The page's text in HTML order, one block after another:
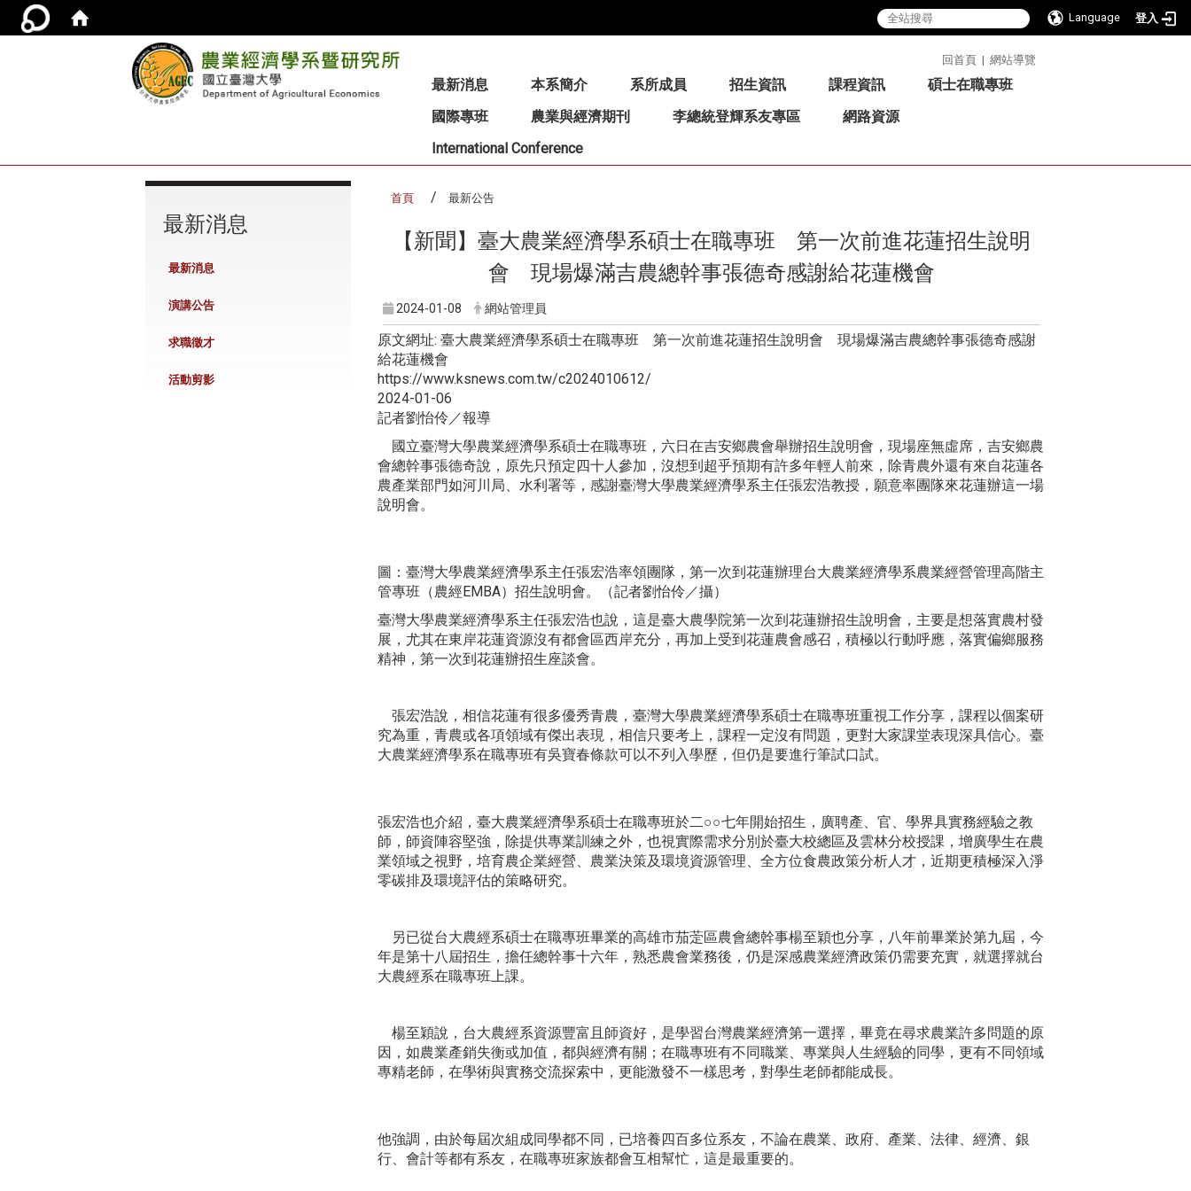
Language 登入
回首頁 | 網站導覽
最新消息 本系簡介 系所成員 招生資訊 課程資訊
碩士在職專班
國際專班
農業與經濟期刊 李總統登輝系友專區
網路資源
International Conference
最新消息
最新消息
演講公告
求職徵才
活動剪影
首頁 最新公告
【新聞】臺大農業經濟學系碩士在職專班 第一次前進花蓮招生說明
會 現場爆滿吉農總幹事張德奇感謝給花蓮機會
2024-01-08 網站管理員
原文網址: 臺大農業經濟學系碩士在職專班 第一次前進花蓮招生說明會 現場爆滿吉農總幹事張德奇感謝
給花蓮機會
https://www.ksnews.com.tw/c2024010612/
2024-01-06
記者劉怡伶／報導
國立臺灣大學農業經濟學系碩士在職專班，六日在吉安鄉農會舉辦招生說明會，現場座無虛席，吉安鄉農
會總幹事張德奇說，原先只預定四十人參加，沒想到超乎預期有許多年輕人前來，除青農外還有來自花蓮各
農產業部門如河川局、水利署等，感謝臺灣大學農業經濟學系主任張宏浩教授，願意率團隊來花蓮辦這一場
說明會。
圖：臺灣大學農業經濟學系主任張宏浩率領團隊，第一次到花蓮辦理台大農業經濟學系農業經營管理高階主
管專班（農經EMBA）招生說明會。（記者劉怡伶／攝）
臺灣大學農業經濟學系主任張宏浩也說，這是臺大農學院第一次到花蓮辦招生說明會，主要是想落實農村發
展，尤其在東岸花蓮資源沒有都會區西岸充分，再加上受到花蓮農會感召，積極以行動呼應，落實偏鄉服務
精神，第一次到花蓮辦招生座談會。
張宏浩說，相信花蓮有很多優秀青農，臺灣大學農業經濟學系碩士在職專班重視工作分享，課程以個案研
究為重，青農或各項領域有傑出表現，相信只要考上，課程一定沒有問題，更對大家課堂表現深具信心。臺
大農業經濟學系在職專班有吳寶春條款可以不列入學歷，但仍是要進行筆試口試。
張宏浩也介紹，臺大農業經濟學系碩士在職專班於二○○七年開始招生，廣聘產、官、學界具實務經驗之教
師，師資陣容堅強，除提供專業訓練之外，也視實際需求分別於臺大校總區及雲林分校授課，增廣學生在農
業領域之視野，培育農企業經營、農業決策及環境資源管理、全方位食農政策分析人才，近期更積極深入淨
零碳排及環境評估的策略研究。
另已從台大農經系碩士在職專班畢業的高雄市茄萣區農會總幹事楊至穎也分享，八年前畢業於第九屆，今
年是第十八屆招生，擔任總幹事十六年，熟悉農會業務後，仍是深感農業經濟政策仍需要充實，就選擇就台
大農經系在職專班上課。
楊至穎說，台大農經系資源豐富且師資好，是學習台灣農業經濟第一選擇，畢竟在尋求農業許多問題的原
因，如農業產銷失衡或加值，都與經濟有關；在職專班有不同職業、專業與人生經驗的同學，更有不同領域
專精老師，在學術與實務交流探索中，更能激發不一樣思考，對學生老師都能成長。
他強調，由於每屆次組成同學都不同，已培養四百多位系友，不論在農業、政府、產業、法律、經濟、銀
行、會計等都有系友，在職專班家族都會互相幫忙，這是最重要的。